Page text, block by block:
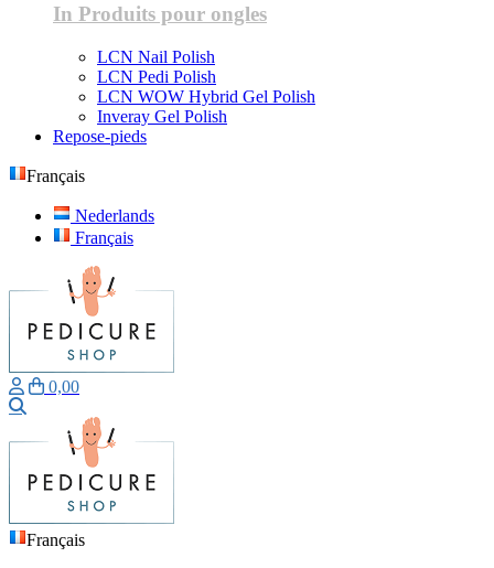
In Produits pour ongles
LCN Nail Polish
LCN Pedi Polish
LCN WOW Hybrid Gel Polish
Inveray Gel Polish
Repose-pieds
Français
Nederlands
Français
0,00
Français